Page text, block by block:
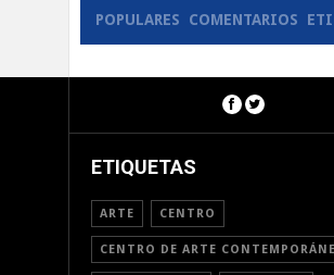
POPULARES COMENTARIOS
ETIQUETAS
ARTE CENTRO
CENTRO DE ARTE